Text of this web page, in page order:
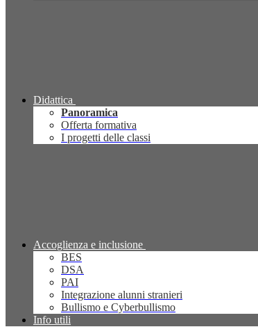
Didattica
Panoramica
Offerta formativa
I progetti delle classi
Accoglienza e inclusione
BES
DSA
PAI
Integrazione alunni stranieri
Bullismo e Cyberbullismo
Info utili